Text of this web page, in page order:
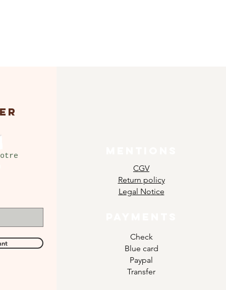
CGV
Return policy
Legal Notice
Check
Blue card
Paypal
Transfer